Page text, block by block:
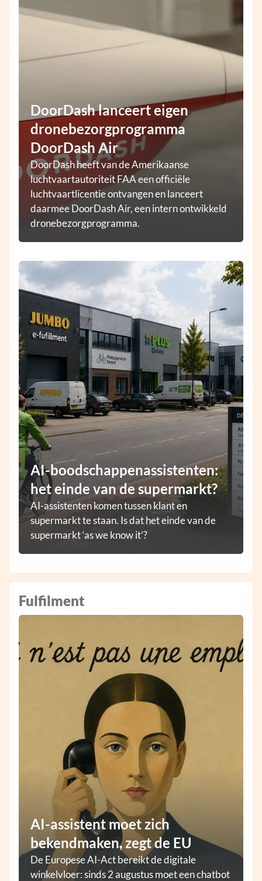
AI-boodschappenassistenten:
het einde van de supermarkt?
AI-assistenten komen tussen klant en
supermarkt te staan. Is dat het einde van de
supermarkt ‘as we know it’?
DoorDash lanceert eigen
dronebezorgprogramma
DoorDash Air
DoorDash heeft van de Amerikaanse
luchtvaartautoriteit FAA een officiële
luchtvaartlicentie ontvangen en lanceert
daarmee DoorDash Air, een intern ontwikkeld
dronebezorgprogramma.
Fulfilment
AI-assistent moet zich
bekendmaken, zegt de EU
De Europese AI-Act bereikt de digitale
winkelvloer: sinds 2 augustus moet een chatbot